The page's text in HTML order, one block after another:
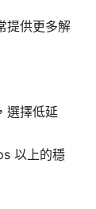
提供更多解
選擇低延
以上的穩